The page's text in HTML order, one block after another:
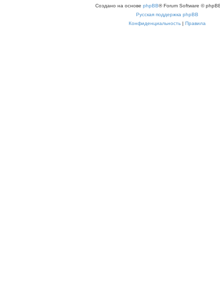
Создано на основе phpBB® Forum Software ©
Русская поддержка phpBB
Конфиденциальность | Правила